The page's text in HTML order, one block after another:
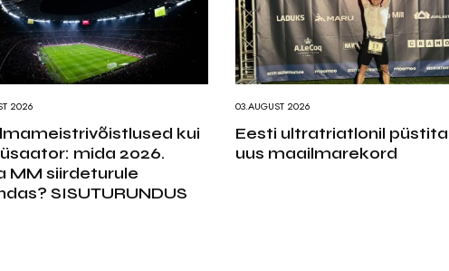
2026
kui
mida 2026.
MM siirdeturule
SISUTURUNDUS
03.AUGUST 2026
Eesti ultratriatlonil
uus maailmarekord